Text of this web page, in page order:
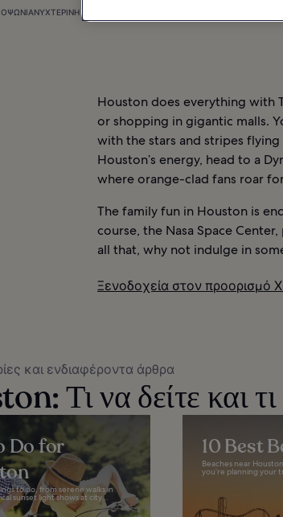
ΨΏΝΙΑΝΥΧΤΕΡΙΝΉ ΖΩΉ
Houston does everything with
or shopping in gigantic malls.
with the stars and stripes
Houston’s energy, head to a
where orange-clad fans roar
The family fun in Houston is
course, the Nasa Space
all that, why not indulge in
Ξενοδοχεία στον προορισμό
και ενδιαφέροντα άρθρα
Τι να δείτε και
Do for
to do, from serene walks in
sunset light shows at city...
10 Best
Beaches near
you’re planning your